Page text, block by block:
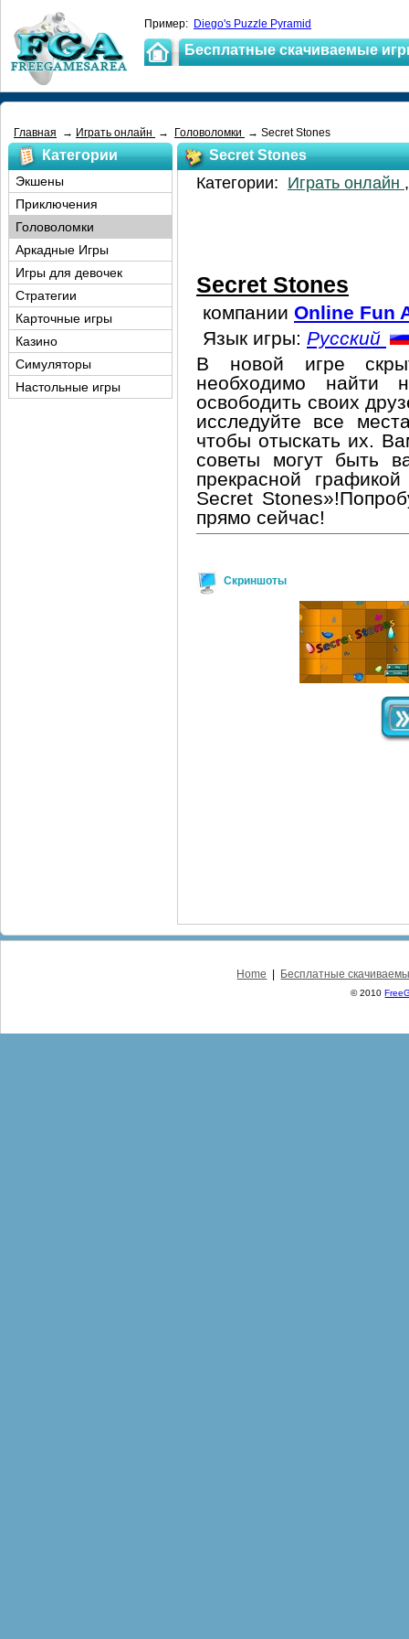
Пример: Diego's Puzzle Pyramid
Бесплатные скачиваемые
Главная → Играть онлайн → Головоломки → Secret Stones
Secret Stones
Категории: Играть онлайн
Secret Stones
компании Online Fun
Язык игры: Русский
В новой игре
необходимо найти
освободить своих
исследуйте все
чтобы отыскать их.
советы могут быть
прекрасной
Secret
прямо сейчас!
Скриншоты
Категории
Экшены
Приключения
Головоломки
Аркадные Игры
Игры для девочек
Стратегии
Карточные игры
Казино
Симуляторы
Настольные игры
Home Бесплатные
© 2010